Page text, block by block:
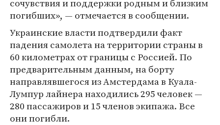
сочувствия и поддержки родным и близким
погибших», — отмечается в сообщении.
Украинские власти подтвердили факт
падения самолета на территории страны в
60 километрах от границы с Россией. По
предварительным данным, на борту
направлявшегося из Амстердама в Куала-
Лумпур лайнера находились 295 человек —
280 пассажиров и 15 членов экипажа. Все
они погибли.